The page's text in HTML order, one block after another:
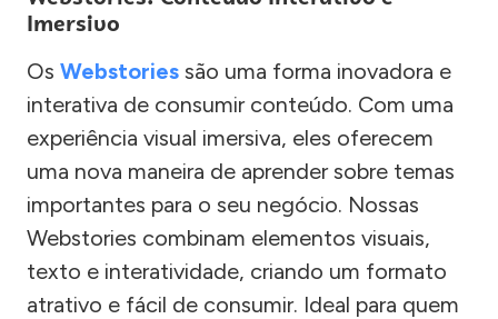
Imersivo
Os Webstories são uma forma inovadora e
interativa de consumir conteúdo. Com uma
experiência visual imersiva, eles oferecem
uma nova maneira de aprender sobre temas
importantes para o seu negócio. Nossas
Webstories combinam elementos visuais,
texto e interatividade, criando um formato
atrativo e fácil de consumir. Ideal para quem